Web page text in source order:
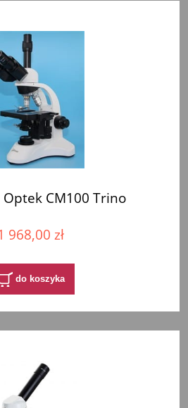
CM100 Trino
968,00 zł
do koszyka